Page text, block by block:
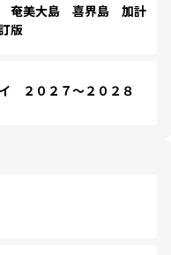
奄美大島 喜界島 加計
版
２０２７～２０２８